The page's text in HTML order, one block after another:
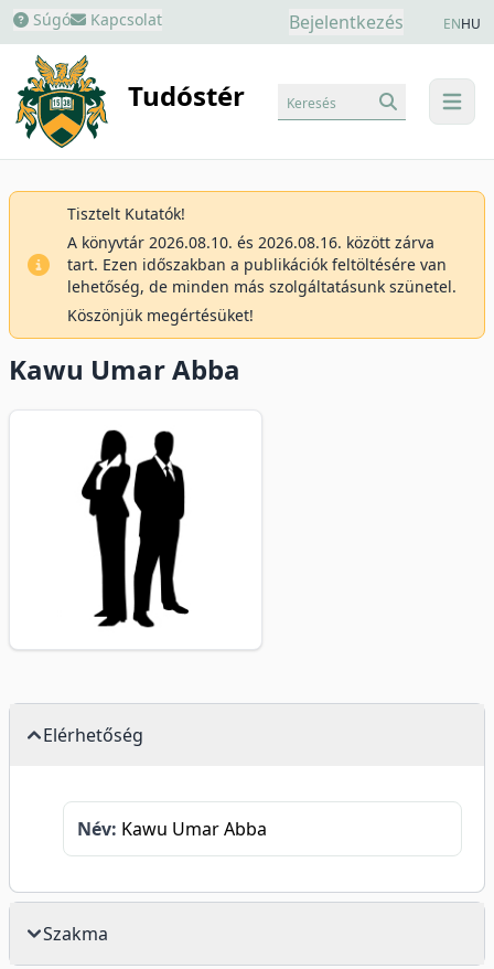
Súgó Kapcsolat Bejelentkezés ENHU
Tudóstér menu
Keresés
Tisztelt Kutatók!
A könyvtár 2026.08.10. és 2026.08.16. között zárva
tart. Ezen időszakban a publikációk feltöltésére van
lehetőség, de minden más szolgáltatásunk szünetel.
Köszönjük megértésüket!
Kawu Umar Abba
Elérhetőség
Név: Kawu Umar Abba
Szakma